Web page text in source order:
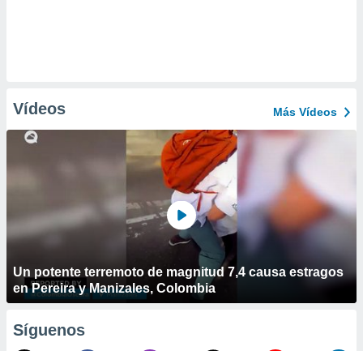
Vídeos Más Vídeos
Un potente terremoto de magnitud 7,4 causa estragos
en Pereira y Manizales, Colombia
Síguenos